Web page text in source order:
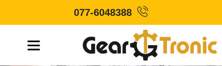
077-6048388